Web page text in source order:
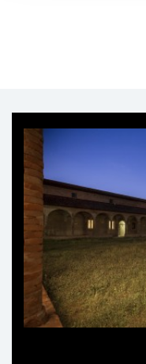
Ti
può
interessare